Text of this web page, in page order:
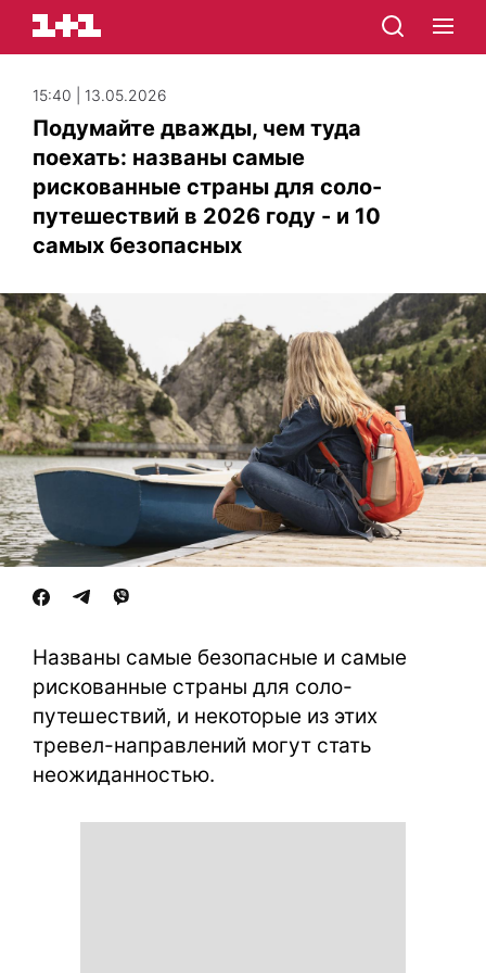
15:40 | 13.05.2026
Подумайте дважды, чем туда
поехать: названы самые
рискованные страны для соло-
путешествий в 2026 году - и 10
самых безопасных
Названы самые безопасные и самые
рискованные страны для соло-
путешествий, и некоторые из этих
тревел-направлений могут стать
неожиданностью.